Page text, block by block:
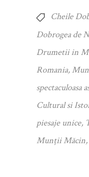
Cheile
Dobrogea de
Drumetii in
Romania,
spectaculoasa
Cultural si
piesaje unice,
Munții Măcin,